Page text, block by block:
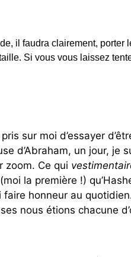
il faudra clairement, porter
Si vous vous laissez
sur moi d’essayer
d’Abraham, un jour,
zoom. Ce qui
la première !)
honneur au
nous étions chacune